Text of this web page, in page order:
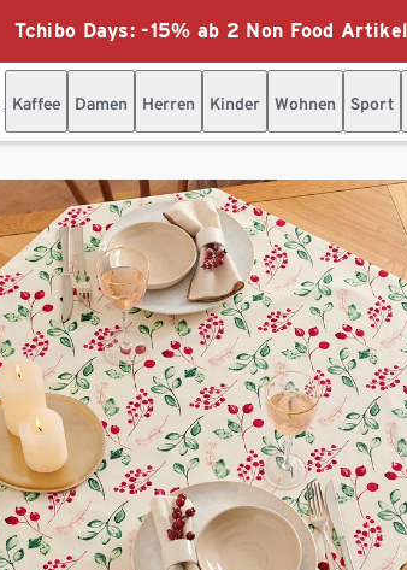
Tchibo Days: -15% ab 2 Non Food
Kaffee Damen Herren Kinder Wohnen Sport